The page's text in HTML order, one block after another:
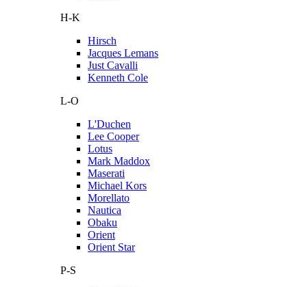
H-K
Hirsch
Jacques Lemans
Just Cavalli
Kenneth Cole
L-O
L'Duchen
Lee Cooper
Lotus
Mark Maddox
Maserati
Michael Kors
Morellato
Nautica
Obaku
Orient
Orient Star
P-S